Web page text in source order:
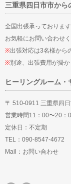
三重県四日市市から
全国出張承っております
お気軽にお問い合わせく
※出張対応は3名様から
※別途、出張費用が掛
ヒーリングルーム・
〒 510-0911 三重県四
営業時間11：00〜20：
定休日：不定期
TEL：090-8547-4672
Mail： お問い合わせ